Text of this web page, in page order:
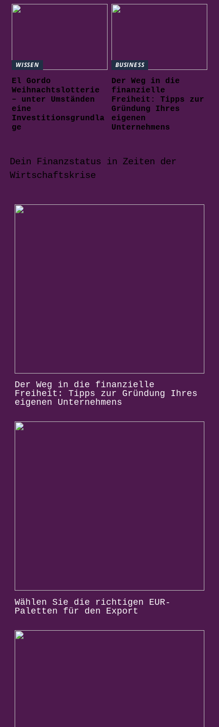
WISSEN
El Gordo
Weihnachtslotterie
– unter Umständen
eine
Investitionsgrundla
ge
BUSINESS
Der Weg in die
finanzielle
Freiheit: Tipps zur
Gründung Ihres
eigenen
Unternehmens
Dein Finanzstatus in Zeiten der
Wirtschaftskrise
Der Weg in die finanzielle
Freiheit: Tipps zur Gründung Ihres
eigenen Unternehmens
Wählen Sie die richtigen EUR-
Paletten für den Export